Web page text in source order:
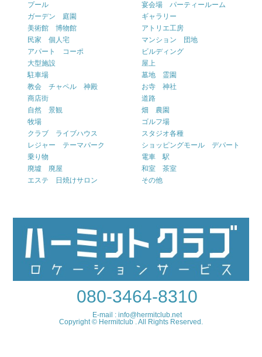
プール
宴会場 パーティールーム
ガーデン 庭園
ギャラリー
美術館 博物館
アトリエ工房
民家 個人宅
マンション 団地
アパート コーポ
ビルディング
大型施設
屋上
駐車場
墓地 霊園
教会 チャペル 神殿
お寺 神社
商店街
道路
自然 景観
畑 農園
牧場
ゴルフ場
クラブ ライブハウス
スタジオ各種
レジャー テーマパーク
ショッピングモール デパート
乗り物
電車 駅
廃墟 廃屋
和室 茶室
エステ 日焼けサロン
その他
080-3464-8310
E-mail : info@hermitclub.net
Copyright © Hermitclub . All Rights Reserved.